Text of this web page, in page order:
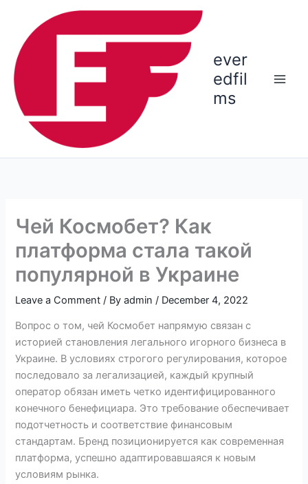
content
ever
edfil
ms
Чей Космобет? Как
платформа стала такой
популярной в Украине
Leave a Comment / Byadmin / December 4, 2022
Вопрос о том, чей Космобет напрямую связан с
историей становления легального игорного бизнеса в
Украине. В условиях строгого регулирования, которое
последовало за легализацией, каждый крупный
оператор обязан иметь четко идентифицированного
конечного бенефициара. Это требование обеспечивает
подотчетность и соответствие финансовым
стандартам. Бренд позиционируется как современная
платформа, успешно адаптировавшаяся к новым
условиям рынка.